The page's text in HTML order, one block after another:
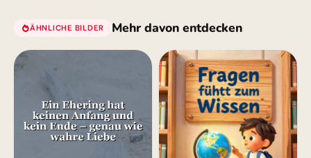
ÄHNLICHE BILDER Mehr davon entdecken